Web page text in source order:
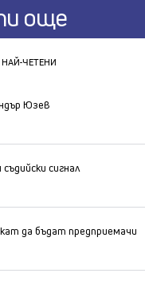
още
НАЙ-ЧЕТЕНИ
Юзев
сигнал
да бъдат предприемачи